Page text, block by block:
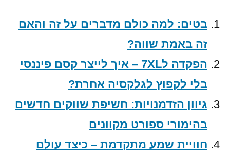
בטים: למה כולם מדברים על זה והאם
זה באמת שווה?
הפקדה ל7XL – איך לייצר קסם פיננסי
בלי לקפוץ לגלקסיה אחרת?
גיוון הזדמנויות: חשיפת שווקים חדשים
בהימורי ספורט מקוונים
חוויית שמע מתקדמת – כיצד עולם